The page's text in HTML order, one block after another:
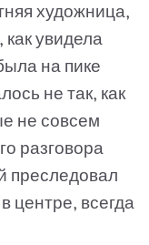
художница,
увидела
на пике
не так, как
не совсем
разговора
преследовал
центре, всегда